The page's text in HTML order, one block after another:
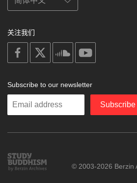
关注我们
on
facebook
soundcloud
Subscribe to our newsletter
Enter
Subscribe
Study
Buddhism
© 2003-2026 Berzin